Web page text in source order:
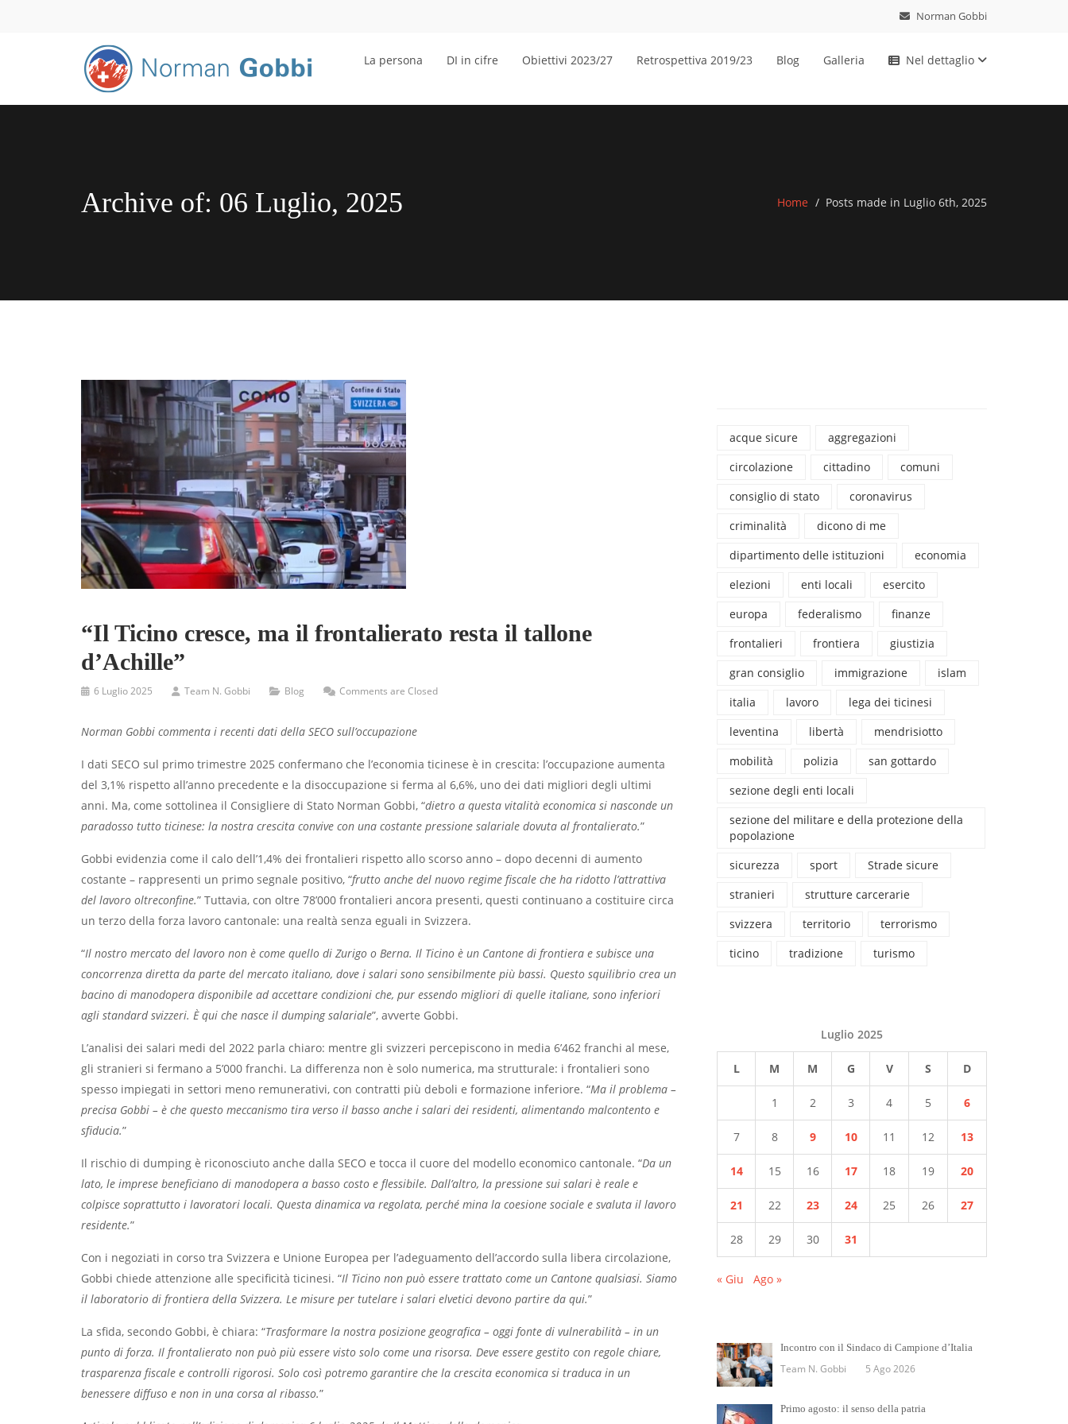
Norman Gobbi
La persona DI in cifre Obiettivi 2023/27 Retrospettiva 2019/23 Blog Galleria Nel dettaglio
Archive of: 06 Luglio, 2025 Home Posts made in Luglio 6th, 2025
“Il Ticino cresce, ma il frontalierato resta il tallone
d’Achille”
6 Luglio 2025 Team N. Gobbi Blog Comments are Closed
Norman Gobbi commenta i recenti dati della SECO sull’occupazione
I dati SECO sul primo trimestre 2025 confermano che l’economia ticinese è in crescita: l’occupazione aumenta
del 3,1% rispetto all’anno precedente e la disoccupazione si ferma al 6,6%, uno dei dati migliori degli ultimi
anni. Ma, come sottolinea il Consigliere di Stato Norman Gobbi, “dietro a questa vitalità economica si nasconde un
paradosso tutto ticinese: la nostra crescita convive con una costante pressione salariale dovuta al frontalierato.”
Gobbi evidenzia come il calo dell’1,4% dei frontalieri rispetto allo scorso anno – dopo decenni di aumento
costante – rappresenti un primo segnale positivo, “frutto anche del nuovo regime fiscale che ha ridotto l’attrattiva
del lavoro oltreconfine.” Tuttavia, con oltre 78’000 frontalieri ancora presenti, questi continuano a costituire circa
un terzo della forza lavoro cantonale: una realtà senza eguali in Svizzera.
“Il nostro mercato del lavoro non è come quello di Zurigo o Berna. Il Ticino è un Cantone di frontiera e subisce una
concorrenza diretta da parte del mercato italiano, dove i salari sono sensibilmente più bassi. Questo squilibrio crea un
bacino di manodopera disponibile ad accettare condizioni che, pur essendo migliori di quelle italiane, sono inferiori
agli standard svizzeri. È qui che nasce il dumping salariale”, avverte Gobbi.
L’analisi dei salari medi del 2022 parla chiaro: mentre gli svizzeri percepiscono in media 6’462 franchi al mese,
gli stranieri si fermano a 5’000 franchi. La differenza non è solo numerica, ma strutturale: i frontalieri sono
spesso impiegati in settori meno remunerativi, con contratti più deboli e formazione inferiore. “Ma il problema –
precisa Gobbi – è che questo meccanismo tira verso il basso anche i salari dei residenti, alimentando malcontento e
sfiducia.”
Il rischio di dumping è riconosciuto anche dalla SECO e tocca il cuore del modello economico cantonale. “Da un
lato, le imprese beneficiano di manodopera a basso costo e flessibile. Dall’altro, la pressione sui salari è reale e
colpisce soprattutto i lavoratori locali. Questa dinamica va regolata, perché mina la coesione sociale e svaluta il lavoro
residente.”
Con i negoziati in corso tra Svizzera e Unione Europea per l’adeguamento dell’accordo sulla libera circolazione,
Gobbi chiede attenzione alle specificità ticinesi. “Il Ticino non può essere trattato come un Cantone qualsiasi. Siamo
il laboratorio di frontiera della Svizzera. Le misure per tutelare i salari elvetici devono partire da qui.”
La sfida, secondo Gobbi, è chiara: “Trasformare la nostra posizione geografica – oggi fonte di vulnerabilità – in un
punto di forza. Il frontalierato non può più essere visto solo come una risorsa. Deve essere gestito con regole chiare,
trasparenza fiscale e controlli rigorosi. Solo così potremo garantire che la crescita economica si traduca in un
benessere diffuso e non in una corsa al ribasso.”
acque sicure
aggregazioni
circolazione
cittadino
comuni
consiglio di stato
coronavirus
criminalità
dicono di me
dipartimento delle istituzioni
economia
elezioni
enti locali
esercito
europa
federalismo
finanze
frontalieri
frontiera
giustizia
gran consiglio
immigrazione
islam
italia
lavoro
lega dei ticinesi
leventina
libertà
mendrisiotto
mobilità
polizia
san gottardo
sezione degli enti locali
sezione del militare e della protezione della
popolazione
sicurezza
sport
Strade sicure
stranieri
strutture carcerarie
svizzera
territorio
terrorismo
ticino
tradizione turismo
Luglio 2025
L M M G V S D
1 2 3 4 5 6
7 8 9 10 11 12 13
14 15 16 17 18 19 20
21 22 23 24 25 26 27
28 29 30 31
« Giu Ago »
Incontro con il Sindaco di Campione d’Italia
Team N. Gobbi 5 Ago 2026
Primo agosto: il senso della patria